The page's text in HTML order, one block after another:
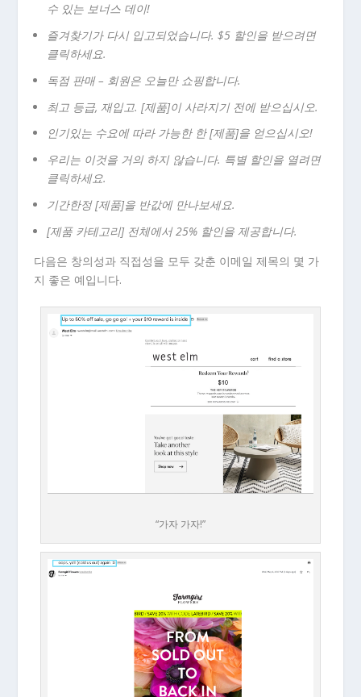
수 있는 보너스 데이!
즐겨찾기가 다시 입고되었습니다. $5 할인을 받으려면
클릭하세요.
독점 판매 – 회원은 오늘만 쇼핑합니다.
최고 등급, 재입고. [제품]이 사라지기 전에 받으십시오.
인기있는 수요에 따라 가능한 한 [제품]을 얻으십시오!
우리는 이것을 거의 하지 않습니다. 특별 할인을 열려면
클릭하세요.
기간한정 [제품]을 반값에 만나보세요.
[제품 카테고리] 전체에서 25% 할인을 제공합니다.
다음은 창의성과 직접성을 모두 갖춘 이메일 제목의 몇 가
지 좋은 예입니다.
“가자 가자!”